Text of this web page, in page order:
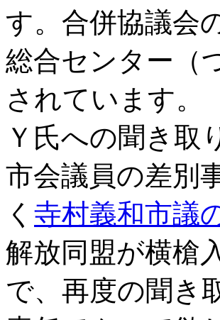
す。合併協議会
総合センター（
されています。
Ｙ氏への聞き取
市会議員の差別
く 寺村義和市議
解放同盟が横槍
で、再度の聞き